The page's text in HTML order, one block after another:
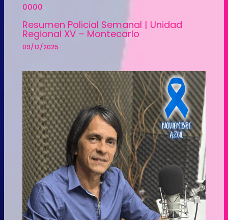
Resumen Policial Semanal | Unidad
Regional XV – Montecarlo
09/12/2025